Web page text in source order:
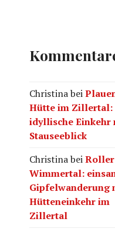
Christinabei
Hütte im Zillertal:
idyllische Einkehr
Stauseeblick
Christinabei
Wimmertal:
Gipfelwanderung
Hütteneinkehr im
Zillertal